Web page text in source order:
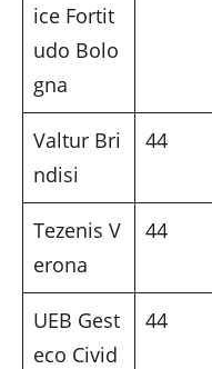
ice Fortit
udo Bolo
gna
Valtur Bri
ndisi
44
Tezenis V
erona
44
UEB Gest
eco Civid
44